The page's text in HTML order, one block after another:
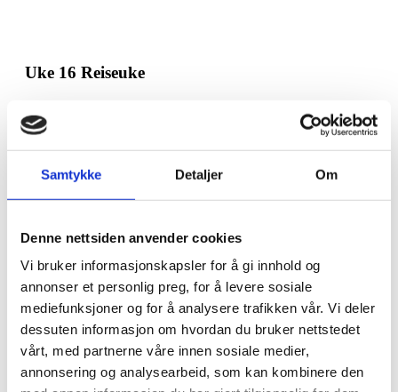
Samtykke Detaljer Om
Denne nettsiden anvender cookies
Vi bruker informasjonskapsler for å gi innhold og
annonser et personlig preg, for å levere sosiale
mediefunksjoner og for å analysere trafikken vår. Vi deler
dessuten informasjon om hvordan du bruker nettstedet
vårt, med partnerne våre innen sosiale medier,
annonsering og analysearbeid, som kan kombinere den
Uke 16 Reiseuke
Falls i Zambia og bungyjumpe enhet leie en bil og dra på
Uke 17-(18) Undervisning og avslutning
Frivillig arbeide • Prosjekt • Kulturforståelse • Swahili •
Avslutning